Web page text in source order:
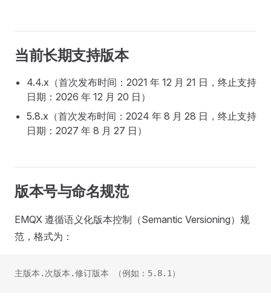
当前长期支持版本
4.4.x（首次发布时间：2021 年 12 月 21 日，终止支持
日期：2026 年 12 月 20 日）
5.8.x（首次发布时间：2024 年 8 月 28 日，终止支持
日期：2027 年 8 月 27 日）
版本号与命名规范
EMQX 遵循语义化版本控制（Semantic Versioning）规
范，格式为：
主版本.次版本.修订版本 （例如：5.8.1）